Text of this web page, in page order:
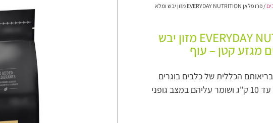
/ פרו פלאן EVERYDAY NUTRITION מזון יבש ומלא
פרו פלאן EVERYDAY NUTRITION מזון יבש
מגזע קטן – עוף
הכללית של כלבים בוגרים
מגזעים קטנים במשקל של עד 10 ק"ג ושומר עליהם במצב גופני